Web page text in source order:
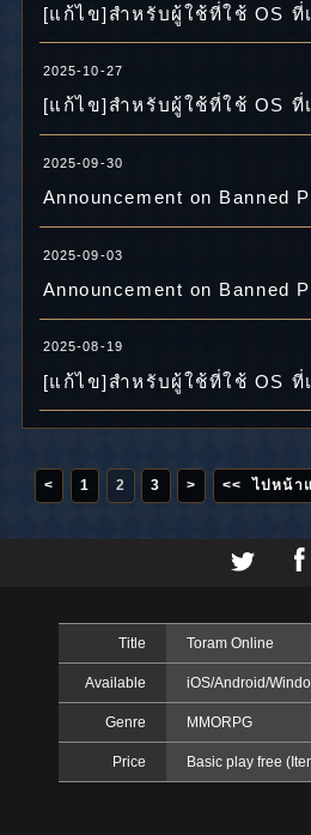
2025-10-27
2025-09-30
2025-09-03
2025-08-19
< 1 2 3 > << ไปหน้า
Title Toram Online
Available iOS/Android/
Genre MMORPG
Price Basic play free